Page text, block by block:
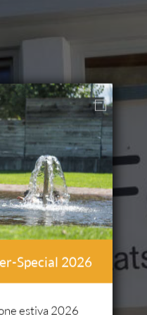
Special 2026
estiva 2026